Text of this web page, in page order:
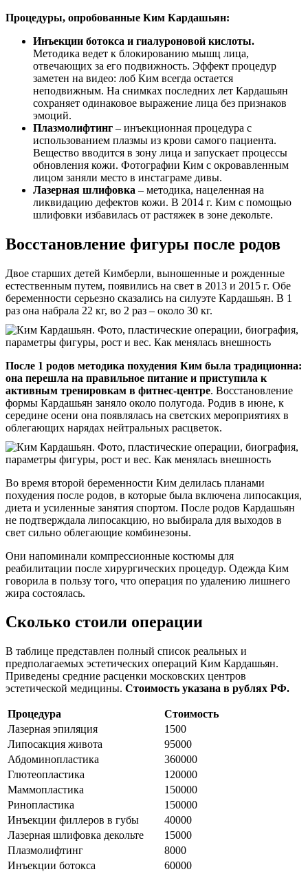
Процедуры, опробованные Ким Кардашьян:
Инъекции ботокса и гиалуроновой кислоты.
Методика ведет к блокированию мышц лица,
отвечающих за его подвижность. Эффект процедур
заметен на видео: лоб Ким всегда остается
неподвижным. На снимках последних лет Кардашьян
сохраняет одинаковое выражение лица без признаков
эмоций.
Плазмолифтинг – инъекционная процедура с
использованием плазмы из крови самого пациента.
Вещество вводится в зону лица и запускает процессы
обновления кожи. Фотографии Ким с окровавленным
лицом заняли место в инстаграме дивы.
Лазерная шлифовка – методика, нацеленная на
ликвидацию дефектов кожи. В 2014 г. Ким с помощью
шлифовки избавилась от растяжек в зоне декольте.
Восстановление фигуры после родов
Двое старших детей Кимберли, выношенные и рожденные
естественным путем, появились на свет в 2013 и 2015 г. Обе
беременности серьезно сказались на силуэте Кардашьян. В 1
раз она набрала 22 кг, во 2 раз – около 30 кг.
После 1 родов методика похудения Ким была традиционна:
она перешла на правильное питание и приступила к
активным тренировкам в фитнес-центре. Восстановление
формы Кардашьян заняло около полугода. Родив в июне, к
середине осени она появлялась на светских мероприятиях в
облегающих нарядах нейтральных расцветок.
Во время второй беременности Ким делилась планами
похудения после родов, в которые была включена липосакция,
диета и усиленные занятия спортом. После родов Кардашьян
не подтверждала липосакцию, но выбирала для выходов в
свет сильно облегающие комбинезоны.
Они напоминали компрессионные костюмы для
реабилитации после хирургических процедур. Одежда Ким
говорила в пользу того, что операция по удалению лишнего
жира состоялась.
Сколько стоили операции
В таблице представлен полный список реальных и
предполагаемых эстетических операций Ким Кардашьян.
Приведены средние расценки московских центров
эстетической медицины. Стоимость указана в рублях РФ.
Процедура
Стоимость
Лазерная эпиляция
1500
Липосакция живота
95000
Абдоминопластика
360000
Глютеопластика
120000
Маммопластика
150000
Ринопластика
150000
Инъекции филлеров в губы
40000
Лазерная шлифовка декольте
15000
Плазмолифтинг
8000
Инъекции ботокса
60000